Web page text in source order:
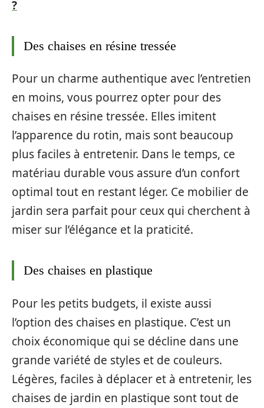
?
Des chaises en résine tressée
Pour un charme authentique avec l’entretien
en moins, vous pourrez opter pour des
chaises en résine tressée. Elles imitent
l’apparence du rotin, mais sont beaucoup
plus faciles à entretenir. Dans le temps, ce
matériau durable vous assure d’un confort
optimal tout en restant léger. Ce mobilier de
jardin sera parfait pour ceux qui cherchent à
miser sur l’élégance et la praticité.
Des chaises en plastique
Pour les petits budgets, il existe aussi
l’option des chaises en plastique. C’est un
choix économique qui se décline dans une
grande variété de styles et de couleurs.
Légères, faciles à déplacer et à entretenir, les
chaises de jardin en plastique sont tout de